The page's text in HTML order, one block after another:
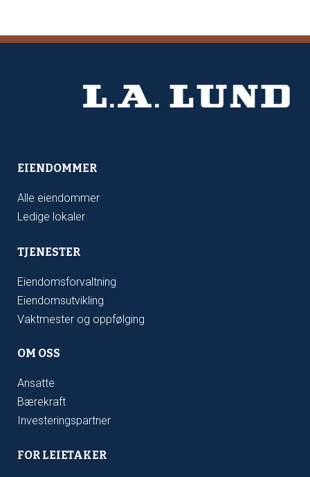
EIENDOMMER
Alle eiendommer
Ledige lokaler
TJENESTER
Eiendomsforvaltning
Eiendomsutvikling
Vaktmester og oppfølging
OM OSS
Ansatte
Bærekraft
Investeringspartner
FOR LEIETAKER